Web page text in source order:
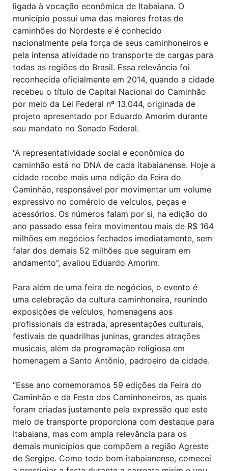
ligada à vocação econômica de Itabaiana. O
município possui uma das maiores frotas de
caminhões do Nordeste e é conhecido
nacionalmente pela força de seus caminhoneiros e
pela intensa atividade no transporte de cargas para
todas as regiões do Brasil. Essa relevância foi
reconhecida oficialmente em 2014, quando a cidade
recebeu o título de Capital Nacional do Caminhão
por meio da Lei Federal nº 13.044, originada de
projeto apresentado por Eduardo Amorim durante
seu mandato no Senado Federal.
“A representatividade social e econômica do
caminhão está no DNA de cada itabaianense. Hoje a
cidade recebe mais uma edição da Feira do
Caminhão, responsável por movimentar um volume
expressivo no comércio de veículos, peças e
acessórios. Os números falam por si, na edição do
ano passado essa feira movimentou mais de R$ 164
milhões em negócios fechados imediatamente, sem
falar dos demais 52 milhões que seguiram em
andamento”, avaliou Eduardo Amorim.
Para além de uma feira de negócios, o evento é
uma celebração da cultura caminhoneira, reunindo
exposições de veículos, homenagens aos
profissionais da estrada, apresentações culturais,
festivais de quadrilhas juninas, grandes atrações
musicais, além da programação religiosa em
homenagem a Santo Antônio, padroeiro da cidade.
“Esse ano comemoramos 59 edições da Feira do
Caminhão e da Festa dos Caminhoneiros, as quais
foram criadas justamente pela expressão que este
meio de transporte proporciona com destaque para
Itabaiana, mas com ampla relevância para os
demais municípios que compõem a região Agreste
de Sergipe. Como todo bom itabaianense, comecei